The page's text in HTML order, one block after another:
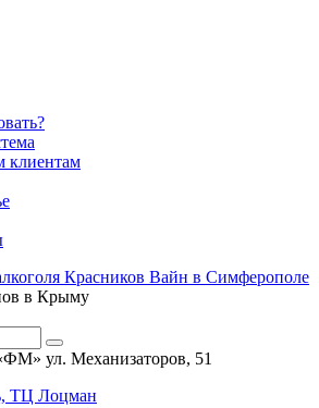
клиентам
в Крыму
ул. Механизаторов, 51
ТЦ Лоцман